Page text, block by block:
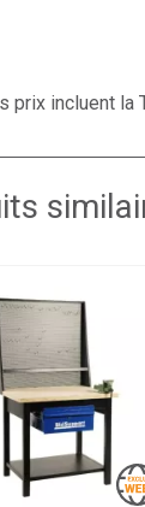
prix incluent la